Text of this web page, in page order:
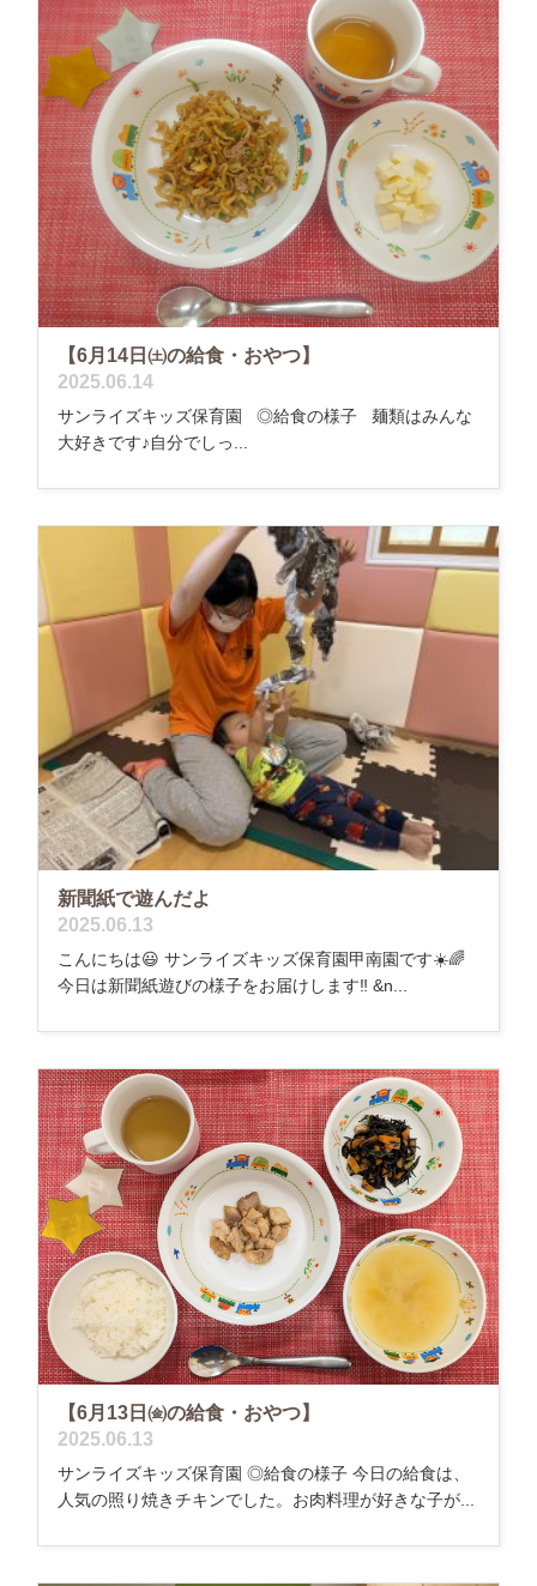
【6月14日㈯の給食・おやつ】
2025.06.14
サンライズキッズ保育園 ◎給食の様子 麺類はみんな
大好きです♪自分でしっ...
新聞紙で遊んだよ
2025.06.13
こんにちは😃 サンライズキッズ保育園甲南園です☀️🌈
今日は新聞紙遊びの様子をお届けします‼️ &n...
【6月13日㈮の給食・おやつ】
2025.06.13
サンライズキッズ保育園 ◎給食の様子 今日の給食は、
人気の照り焼きチキンでした。お肉料理が好きな子が...